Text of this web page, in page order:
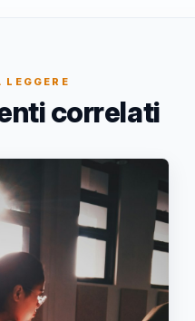
correlati